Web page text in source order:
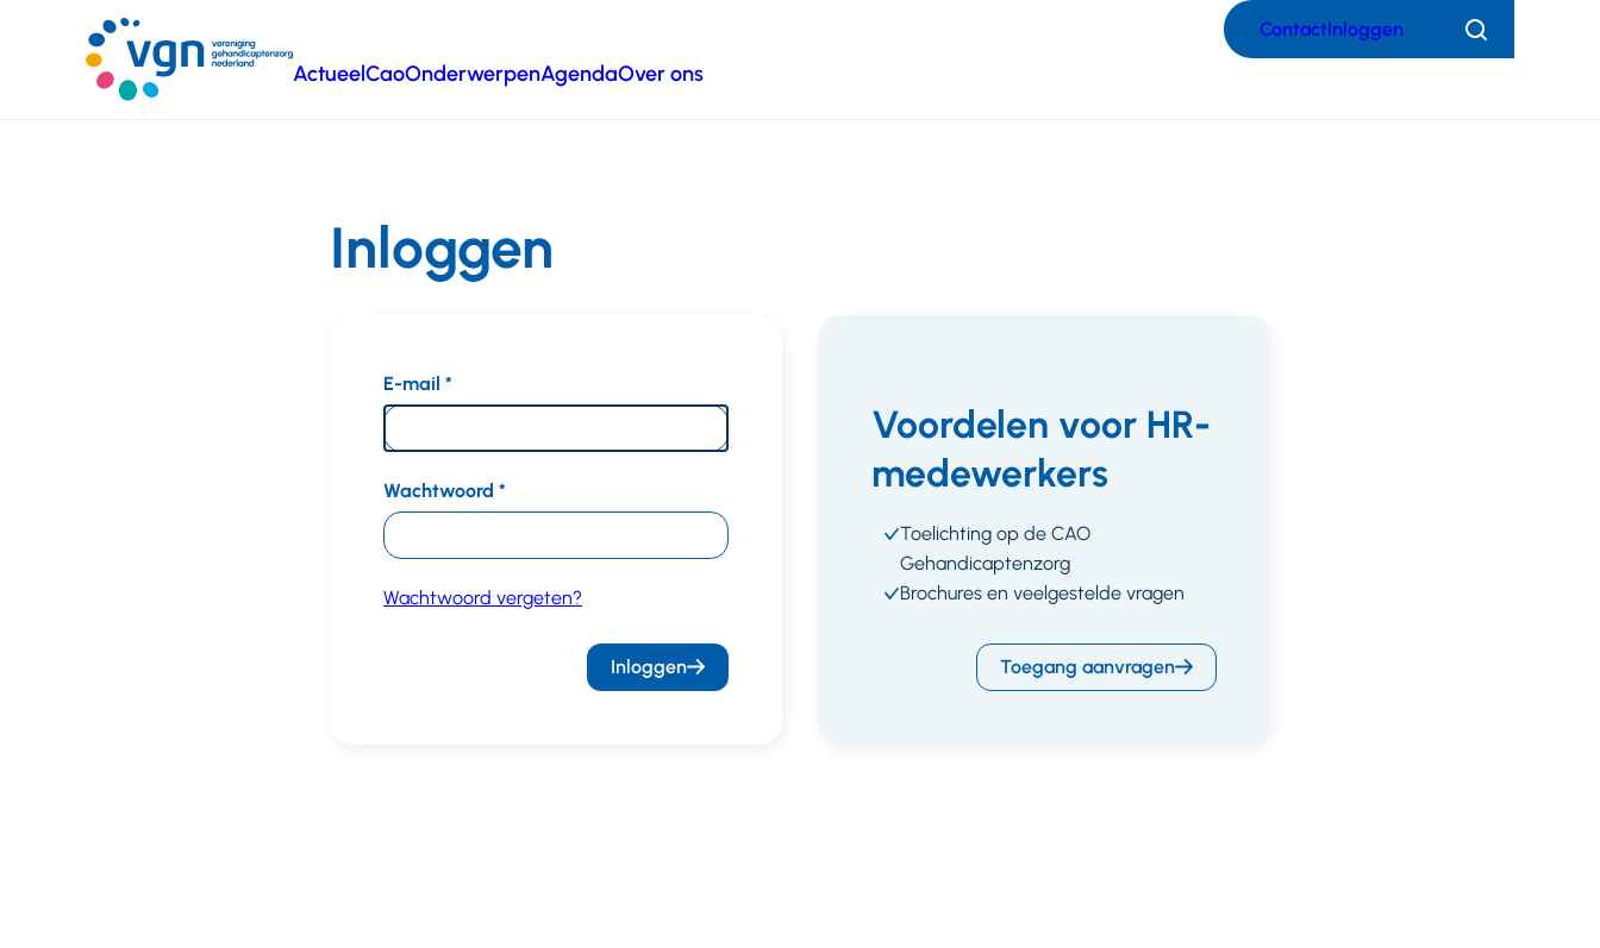
hoofdinhoud
ActueelCaoOnderwerpenAgendaOver ons
ContactInloggen Zoeken
Inloggen
E-mail
Wachtwoord
Wachtwoord vergeten?
Inloggen
Voordelen voor HR-
medewerkers
Toelichting op de CAO
Gehandicaptenzorg
Brochures en veelgestelde vragen
Toegang aanvragen